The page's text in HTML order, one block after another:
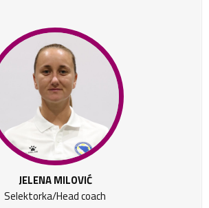
JELENA MILOVIĆ
Selektorka/Head coach